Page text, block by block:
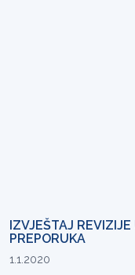
IZVJEŠTAJ
PREPORUKA
1.1.2020